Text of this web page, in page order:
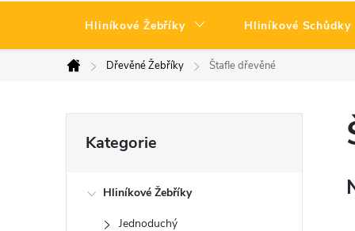
Hliníkové Žebříky Hliníkové Schůdky
Domů
Dřevěné Žebříky Štafle dřevěné
kategorie
Kategorie
Hliníkové Žebříky
Jednoduchý